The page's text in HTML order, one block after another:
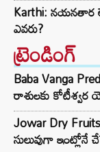
Karthi:
ఎవరు?
ట్రెండింగ్‌
Baba Vanga
రాశులకు
Jowar Dry Fruits
సులువుగా